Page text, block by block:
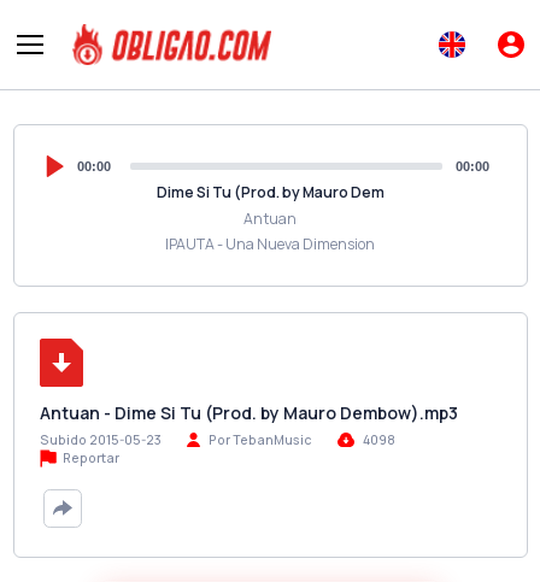
00:00 00:00
Dime Si Tu (Prod. by Mauro Dem
Antuan
IPAUTA - Una Nueva Dimension
Antuan - Dime Si Tu (Prod. by Mauro Dembow).mp3
Subido 2015-05-23 Por TebanMusic
4098
Reportar